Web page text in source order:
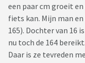
een paar cm groeit
fiets kan. Mijn man
165). Dochter van 16
nu toch de 164 bereikt.
Daar is ze tevreden